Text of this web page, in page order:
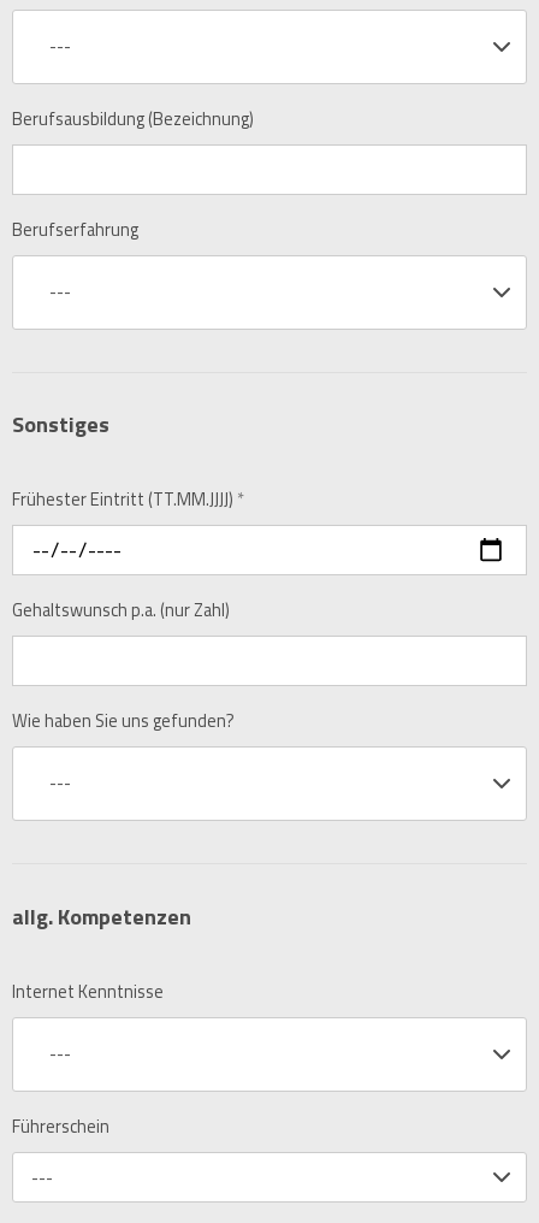
---
Berufsausbildung (Bezeichnung)
Berufserfahrung
---
Sonstiges
Frühester Eintritt (TT.MM.JJJJ) *
Gehaltswunsch p.a. (nur Zahl)
Wie haben Sie uns gefunden?
---
allg. Kompetenzen
Internet Kenntnisse
---
Führerschein
---